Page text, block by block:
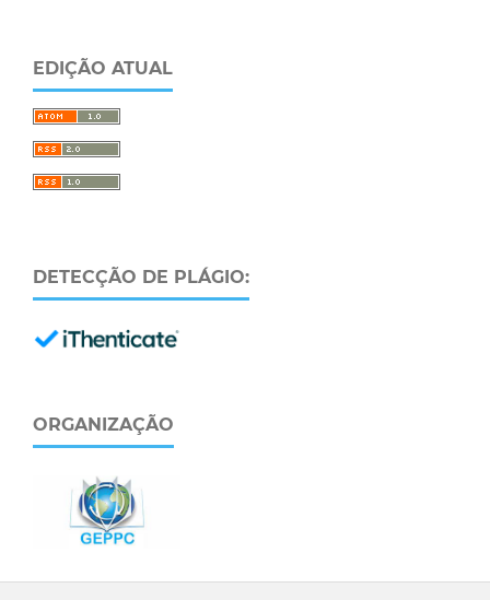
EDIÇÃO ATUAL
DETECÇÃO DE PLÁGIO:
ORGANIZAÇÃO